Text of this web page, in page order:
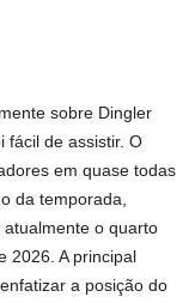
sobre Dingler
fácil de assistir. O
em quase todas
da temporada,
atualmente o quarto
2026. A principal
a posição do